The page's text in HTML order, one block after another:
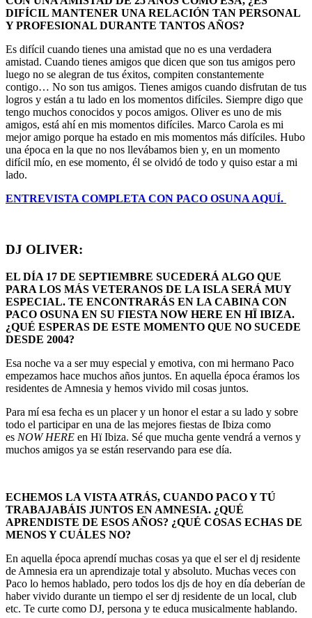
DIFÍCIL MANTENER UNA RELACIÓN TAN PERSONAL
Y PROFESIONAL DURANTE TANTOS AÑOS?
Es difícil cuando tienes una amistad que no es una verdadera
amistad. Cuando tienes amigos que dicen que son tus amigos pero
luego no se alegran de tus éxitos, compiten constantemente
contigo… No son tus amigos. Tienes amigos cuando disfrutan de tus
logros y están a tu lado en los momentos difíciles. Siempre digo que
tengo muchos conocidos y pocos amigos. Oliver es uno de mis
amigos, está ahí en mis momentos difíciles. Marco Carola es mi
mejor amigo porque ha estado en mis momentos más difíciles. Hubo
una época en la que no nos llevábamos bien y, en un momento
difícil mío, en ese momento, él se olvidó de todo y quiso estar a mi
lado.
ENTREVISTA COMPLETA CON PACO OSUNA AQUÍ.
DJ OLIVER:
EL DÍA 17 DE SEPTIEMBRE SUCEDERÁ ALGO QUE
PARA LOS MÁS VETERANOS DE LA ISLA SERÁ MUY
ESPECIAL. TE ENCONTRARÁS EN LA CABINA CON
PACO OSUNA EN SU FIESTA NOW HERE EN HÏ IBIZA.
¿QUÉ ESPERAS DE ESTE MOMENTO QUE NO SUCEDE
DESDE 2004?
Esa noche va a ser muy especial y emotiva, con mi hermano Paco
empezamos hace muchos años juntos. En aquella época éramos los
residentes de Amnesia y hemos vivido mil cosas juntos.
Para mí esa fecha es un placer y un honor el estar a su lado y sobre
todo el participar en una de las mejores fiestas de Ibiza como
es NOW HERE en Hï Ibiza. Sé que mucha gente vendrá a vernos y
muchos amigos ya se están reservando para ese día.
ECHEMOS LA VISTA ATRÁS, CUANDO PACO Y TÚ
TRABAJABÁIS JUNTOS EN AMNESIA. ¿QUÉ
APRENDISTE DE ESOS AÑOS? ¿QUÉ COSAS ECHAS DE
MENOS Y CUÁLES NO?
En aquella época aprendí muchas cosas ya que el ser el dj residente
de Amnesia era un aprendizaje total y absoluto. Muchas veces con
Paco lo hemos hablado, pero todos los djs de hoy en día deberían de
haber vivido durante un tiempo el ser dj residente de un local, club
etc. Te curte como DJ, persona y te educa musicalmente hablando.